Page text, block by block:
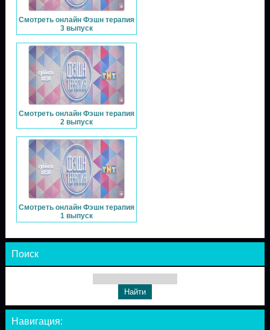
Смотреть онлайн Фэшн терапия
3 выпуск
Смотреть онлайн Фэшн терапия
2 выпуск
Смотреть онлайн Фэшн терапия
1 выпуск
Поиск
Навигация: